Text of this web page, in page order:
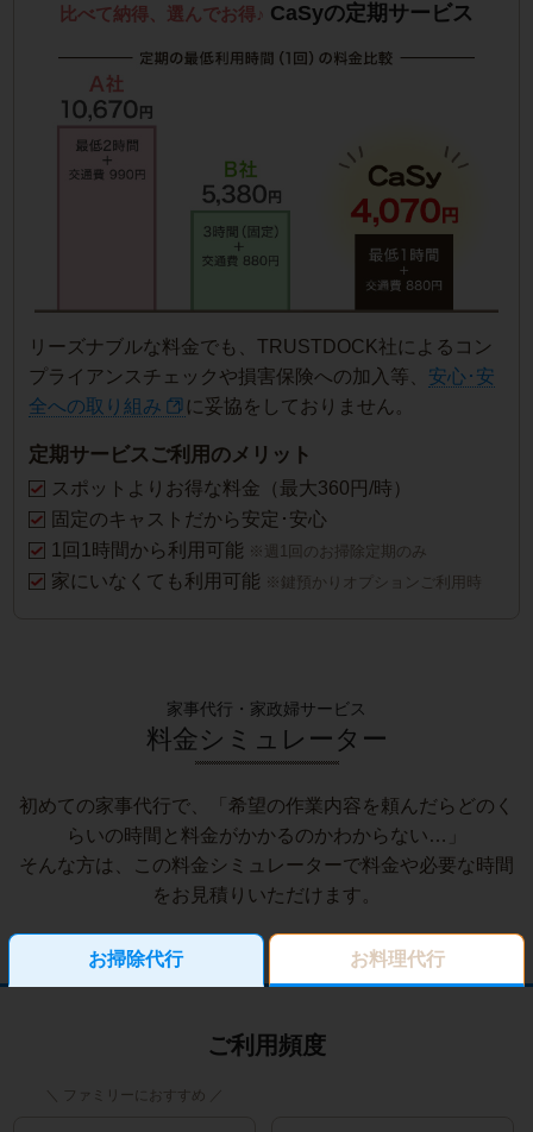
比べて納得、選んでお得♪ CaSyの定期サービス
リーズナブルな料金でも、TRUSTDOCK社によるコン
プライアンスチェックや損害保険への加入等、 安心･安
全への取り組み
に妥協をしておりません。
定期サービスご利用のメリット
スポットよりお得な料金（最大360円/時）
固定のキャストだから安定･安心
1回1時間から利用可能 ※週1回のお掃除定期のみ
家にいなくても利用可能 ※鍵預かりオプションご利用時
家事代行・家政婦サービス
料金シミュレーター
初めての家事代行で、「希望の作業内容を頼んだらどのく
らいの時間と料金がかかるのかわからない…」
そんな方は、この料金シミュレーターで料金や必要な時間
をお見積りいただけます。
お掃除代行 お料理代行
ご利用頻度